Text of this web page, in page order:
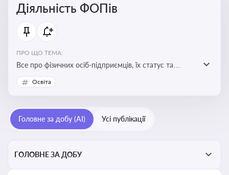
Діяльність ФОПів
ПРО ЩО ТЕМА:
Все про фізичних осіб-підприємців, їх статус та
діяльність. Зміни в законодавстві, що стосуються
роботи ФОПів
Освіта
Головне за добу (AI) Усі публікації
ГОЛОВНЕ ЗА ДОБУ